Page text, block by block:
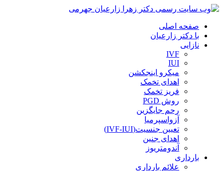
صفحه اصلی
با دکتر زارعیان
نازایی
IVF
IUI
میکرو اینجکشن
اهدای تخمک
فریز تخمک
روش PGD
رحم جایگزین
آزواسپرمیا
تعیین جنسیت(IVF-IUI)
اهدای جنین
آندومتریوز
بارداری
علائم بارداری